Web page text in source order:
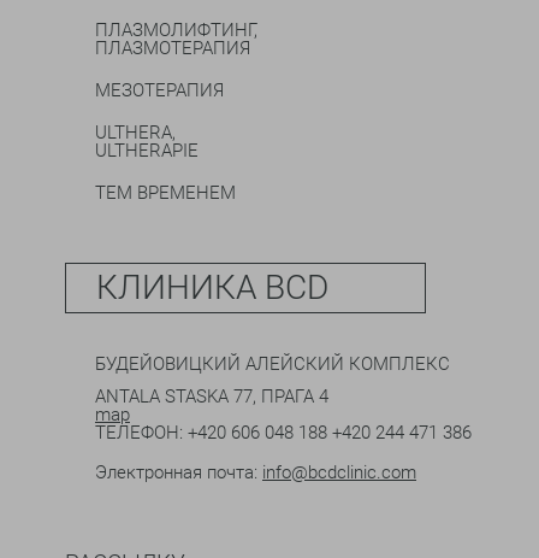
ПЛАЗМОЛИФТИНГ,
ПЛАЗМОТЕРАПИЯ
МЕЗОТЕРАПИЯ
ULTHERA,
ULTHERAPIE
ТЕМ ВРЕМЕНЕМ
КЛИНИКА BCD
БУДЕЙОВИЦКИЙ АЛЕЙСКИЙ КОМПЛЕКС
ANTALA STASKA 77, ПРАГА 4
map
ТЕЛЕФОН: +420 606 048 188 +420 244 471 386
Электронная почта: info@bcdclinic.com